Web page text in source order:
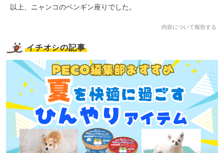
以上、ニャンコのペンギン座りでした。
内容について報告する
イチオシの記事